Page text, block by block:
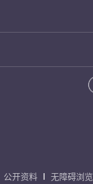
公开资料 无障碍浏览